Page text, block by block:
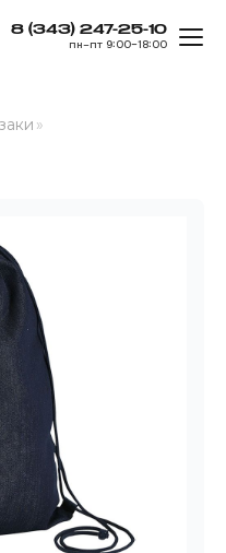
8 (343) 247-25-10
пн–пт 9:00–18:00
»